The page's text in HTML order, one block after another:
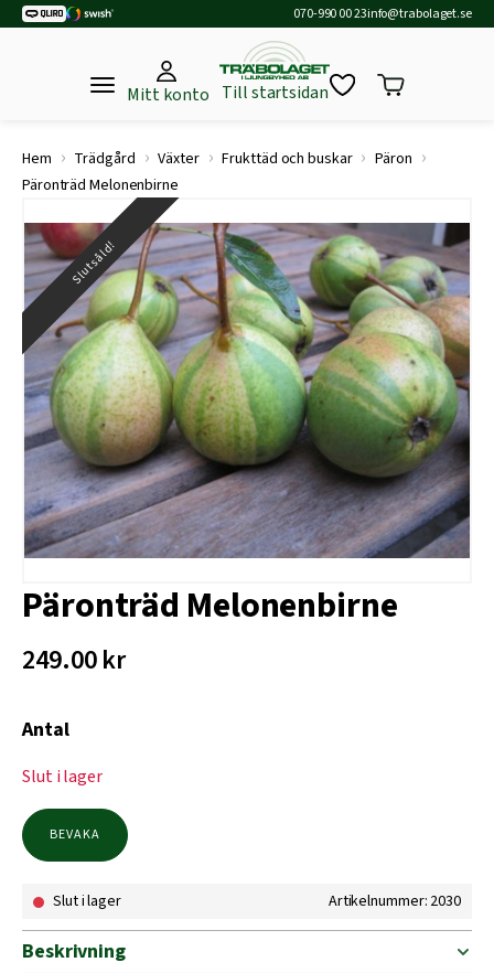
070-990 00 23info@trabolaget.se
Mitt konto Till startsidan
Hem › Trädgård › Växter › Frukttäd och buskar › Päron ›
Päronträd Melonenbirne
Slutsåld!
Päronträd Melonenbirne
249.00kr
Antal
Slut i lager
BEVAKA
Slut i lager Artikelnummer: 2030
Beskrivning